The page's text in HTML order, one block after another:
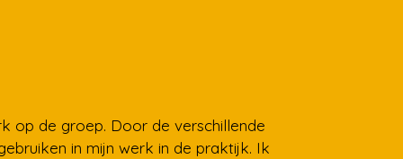
op de groep. Door de verschillende
in mijn werk in de praktijk. Ik